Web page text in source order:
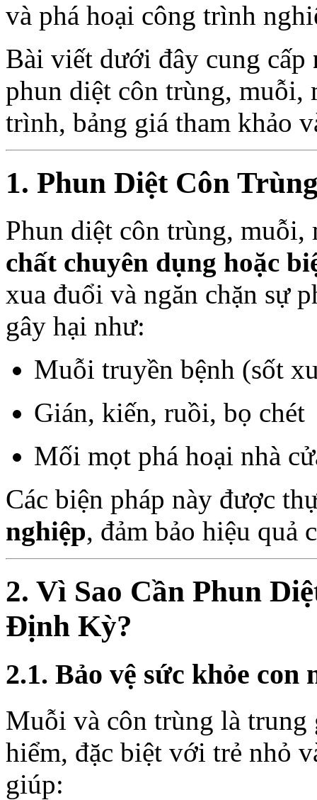
và phá hoại công trình
Bài viết dưới đây cung cấp
phun diệt côn trùng,
trình, bảng giá tham khảo
1. Phun Diệt Côn
Phun diệt côn trùng,
chất chuyên dụng hoặc
xua đuổi và ngăn chặn sự
gây hại như:
Muỗi truyền bệnh (sốt
Gián, kiến, ruồi, bọ chét
Mối mọt phá hoại nhà
Các biện pháp này được
nghiệp, đảm bảo hiệu quả
2. Vì Sao Cần Phun
Định Kỳ?
2.1. Bảo vệ sức khỏe con
Muỗi và côn trùng là trung
hiểm, đặc biệt với trẻ nhỏ
giúp: